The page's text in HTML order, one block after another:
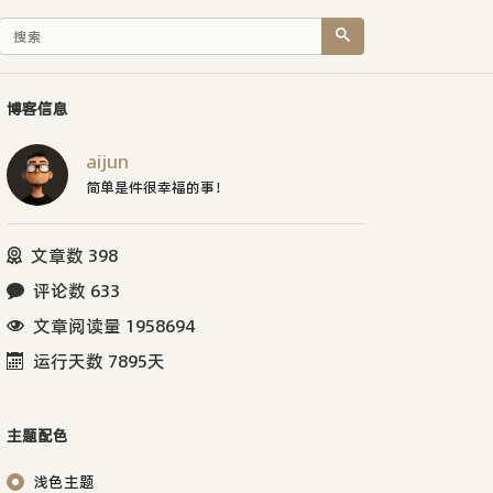
博客信息
aijun
简单是件很幸福的事！
文章数 398
评论数 633
文章阅读量 1958694
运行天数 7895天
主题配色
浅色主题